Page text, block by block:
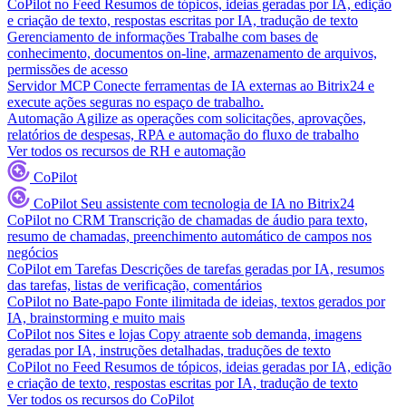
CoPilot no Feed Resumos de tópicos, ideias geradas por IA, edição
e criação de texto, respostas escritas por IA, tradução de texto
Gerenciamento de informações Trabalhe com bases de
conhecimento, documentos on-line, armazenamento de arquivos,
permissões de acesso
Servidor MCP Conecte ferramentas de IA externas ao Bitrix24 e
execute ações seguras no espaço de trabalho.
Automação Agilize as operações com solicitações, aprovações,
relatórios de despesas, RPA e automação do fluxo de trabalho
Ver todos os recursos de RH e automação
CoPilot
CoPilot Seu assistente com tecnologia de IA no Bitrix24
CoPilot no CRM Transcrição de chamadas de áudio para texto,
resumo de chamadas, preenchimento automático de campos nos
negócios
CoPilot em Tarefas Descrições de tarefas geradas por IA, resumos
das tarefas, listas de verificação, comentários
CoPilot no Bate-papo Fonte ilimitada de ideias, textos gerados por
IA, brainstorming e muito mais
CoPilot nos Sites e lojas Copy atraente sob demanda, imagens
geradas por IA, instruções detalhadas, traduções de texto
CoPilot no Feed Resumos de tópicos, ideias geradas por IA, edição
e criação de texto, respostas escritas por IA, tradução de texto
Ver todos os recursos do CoPilot